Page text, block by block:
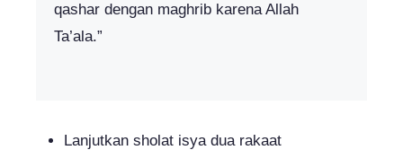
qashar dengan maghrib karena Allah
Ta’ala.”
Lanjutkan sholat isya dua rakaat